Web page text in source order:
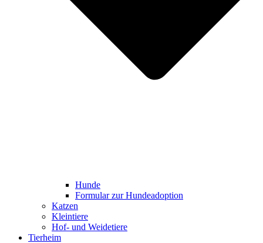
Hunde
Formular zur Hundeadoption
Katzen
Kleintiere
Hof- und Weidetiere
Tierheim